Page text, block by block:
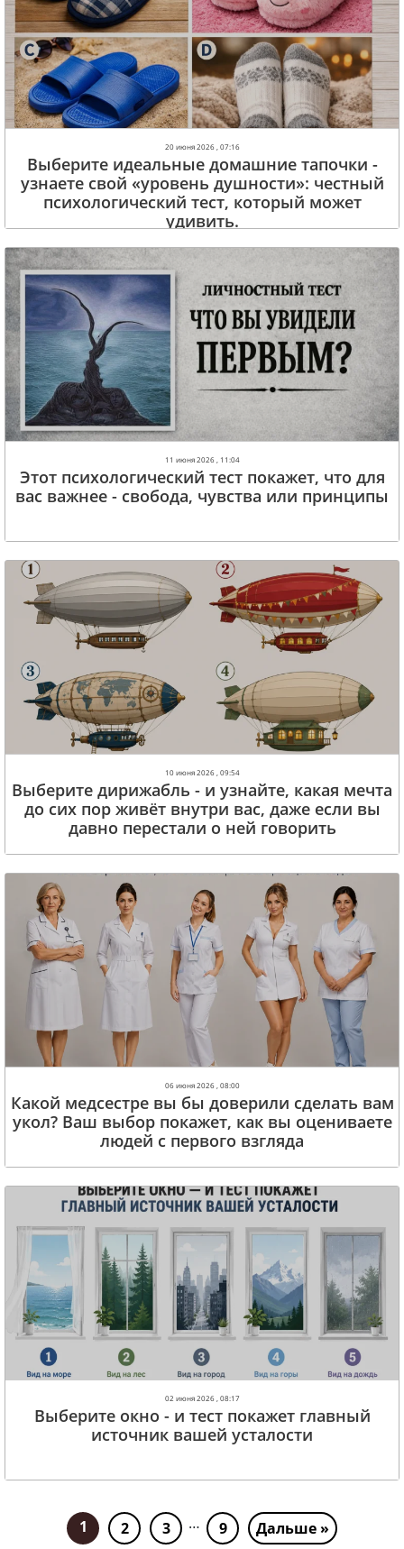
20 июня 2026 , 07:16
Выберите идеальные домашние тапочки -
узнаете свой «уровень душности»: честный
психологический тест, который может
удивить.
11 июня 2026 , 11:04
Этот психологический тест покажет, что для
вас важнее - свобода, чувства или принципы
10 июня 2026 , 09:54
Выберите дирижабль - и узнайте, какая мечта
до сих пор живёт внутри вас, даже если вы
давно перестали о ней говорить
06 июня 2026 , 08:00
Какой медсестре вы бы доверили сделать вам
укол? Ваш выбор покажет, как вы оцениваете
людей с первого взгляда
02 июня 2026 , 08:17
Выберите окно - и тест покажет главный
источник вашей усталости
1 2 3 … 9 Дальше »